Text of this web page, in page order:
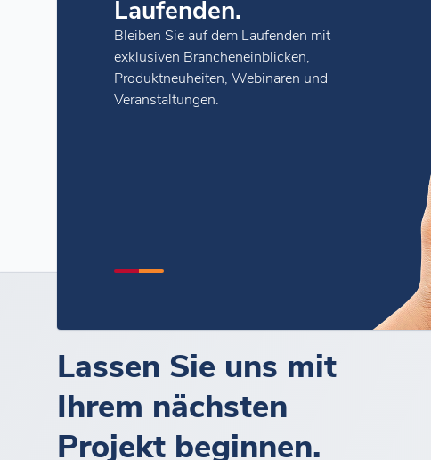
Laufenden.
Bleiben Sie auf dem Laufenden mit
exklusiven Brancheneinblicken,
Produktneuheiten, Webinaren und
Veranstaltungen.
Lassen Sie uns mit
Ihrem nächsten
Projekt beginnen.